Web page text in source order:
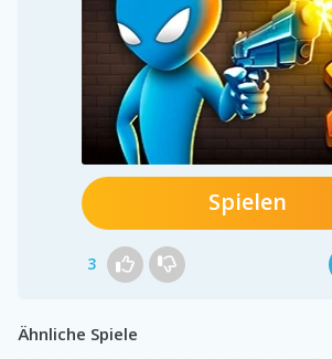
Spielen
3
Ähnliche Spiele